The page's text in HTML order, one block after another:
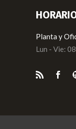
Planta y
Lun - Vie: